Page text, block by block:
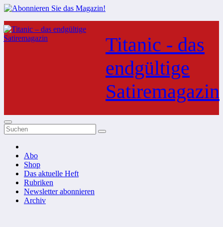
Zum
Inhalt
springen
Titanic - das
endgültige
Satiremagazin
Abo
Shop
Das aktuelle Heft
Rubriken
Newsletter abonnieren
Archiv